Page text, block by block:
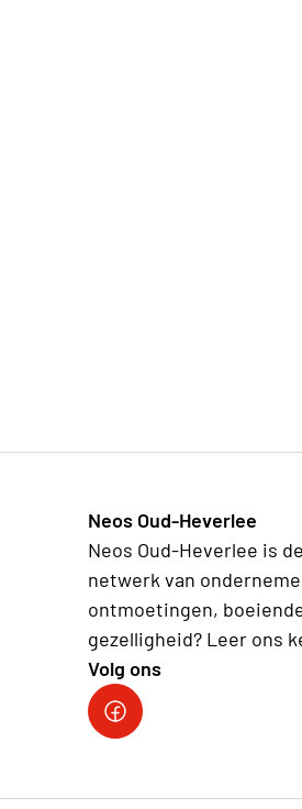
Neos Oud-Heverlee
Neos Oud-Heverlee is
netwerk van
ontmoetingen,
gezelligheid? Leer ons
Volg ons
Facebook